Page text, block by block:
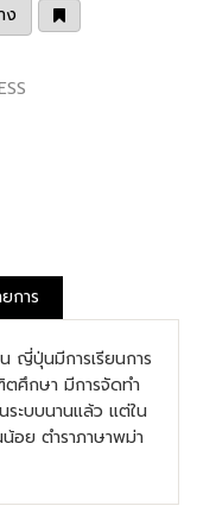
ง
การ
ญี่ปุ่นมีการเรียนการ
ศึกษา มีการจัดทำ
ะบบนานแล้ว แต่ใน
อย ตำราภาษาพม่า